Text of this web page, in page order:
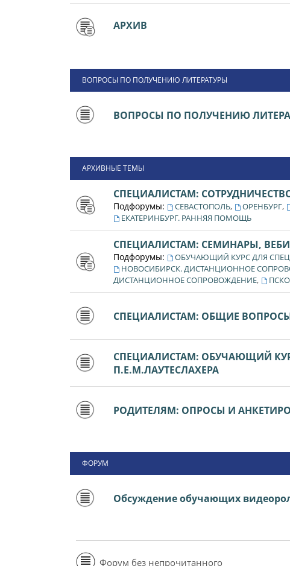
АРХИВ
ВОПРОСЫ ПО ПОЛУЧЕНИЮ ЛИТЕРАТУРЫ
ВОПРОСЫ ПО ПОЛУЧЕНИЮ
АРХИВНЫЕ ТЕМЫ
СПЕЦИАЛИСТАМ:
Подфорумы: СЕВАСТОПОЛЬ, ОРЕНБУРГ,
ЕКАТЕРИНБУРГ. РАННЯЯ ПОМОЩЬ
СПЕЦИАЛИСТАМ: СЕМИНАРЫ,
Подфорумы: ОБУЧАЮЩИЙ КУРС ДЛЯ
НОВОСИБИРСК. ДИСТАНЦИОННОЕ
ДИСТАНЦИОННОЕ СОПРОВОЖДЕНИЕ,
СПЕЦИАЛИСТАМ: ОБЩИЕ
СПЕЦИАЛИСТАМ: ОБУЧАЮЩИЙ
П.Е.М.ЛАУТЕСЛАХЕРА
РОДИТЕЛЯМ: ОПРОСЫ И
ФОРУМ
Обсуждение обучающих
Форум без непрочитанного